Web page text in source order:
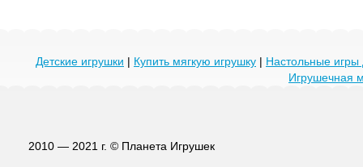
Детские игрушки | Купить мягкую игрушку | Настольные игры
Игрушечная
2010 — 2021 г. © Планета Игрушек